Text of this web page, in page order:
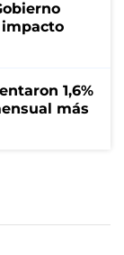
impacto
1,6%
más